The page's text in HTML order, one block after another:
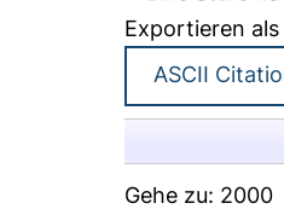
Exportieren als
Gehe zu: 2000